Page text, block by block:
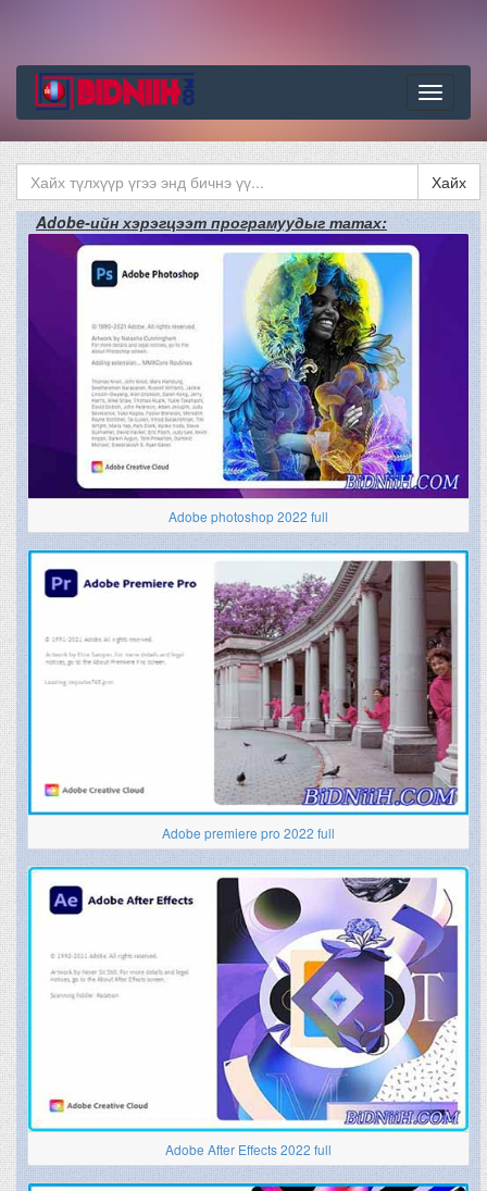
Цэс
Хайх
Adobe-ийн хэрэгцээт програмуудыг татах:
Adobe photoshop 2022 full
Adobe premiere pro 2022 full
Adobe After Effects 2022 full